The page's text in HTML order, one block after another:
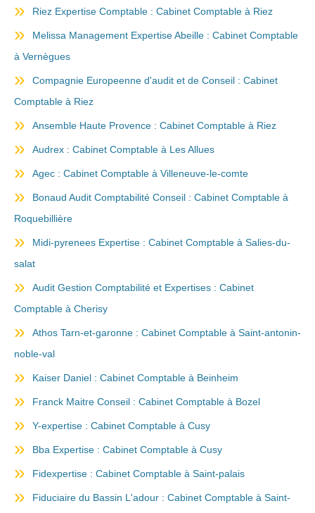
Riez Expertise Comptable : Cabinet Comptable à Riez
Melissa Management Expertise Abeille : Cabinet Comptable
à Vernègues
Compagnie Europeenne d'audit et de Conseil : Cabinet
Comptable à Riez
Ansemble Haute Provence : Cabinet Comptable à Riez
Audrex : Cabinet Comptable à Les Allues
Agec : Cabinet Comptable à Villeneuve-le-comte
Bonaud Audit Comptabilité Conseil : Cabinet Comptable à
Roquebillière
Midi-pyrenees Expertise : Cabinet Comptable à Salies-du-
salat
Audit Gestion Comptabilité et Expertises : Cabinet
Comptable à Cherisy
Athos Tarn-et-garonne : Cabinet Comptable à Saint-antonin-
noble-val
Kaiser Daniel : Cabinet Comptable à Beinheim
Franck Maitre Conseil : Cabinet Comptable à Bozel
Y-expertise : Cabinet Comptable à Cusy
Bba Expertise : Cabinet Comptable à Cusy
Fidexpertise : Cabinet Comptable à Saint-palais
Fiduciaire du Bassin L'adour : Cabinet Comptable à Saint-